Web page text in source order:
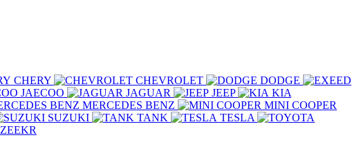
CHERY CHEVROLET
DODGE
JAECOO JAGUAR JEEP
KIA
MERCEDES BENZ
MINI COOPER
SUZUKI TANK
TESLA
ZEEKR